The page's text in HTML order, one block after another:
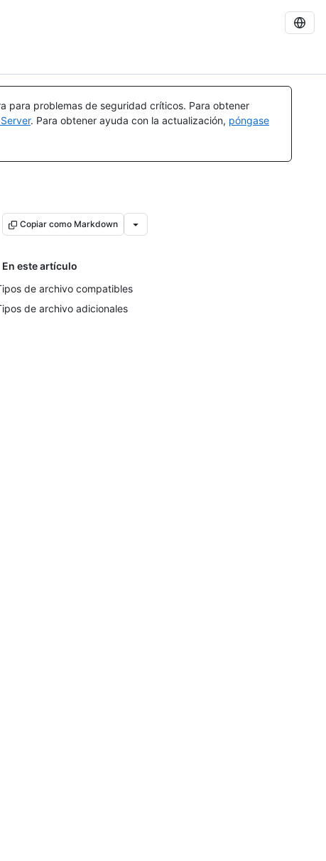
para problemas de seguridad críticos. Para obtener
. Para obtener ayuda con la actualización, póngase
Copiar como Markdown
En este artículo
de archivo compatibles
de archivo adicionales